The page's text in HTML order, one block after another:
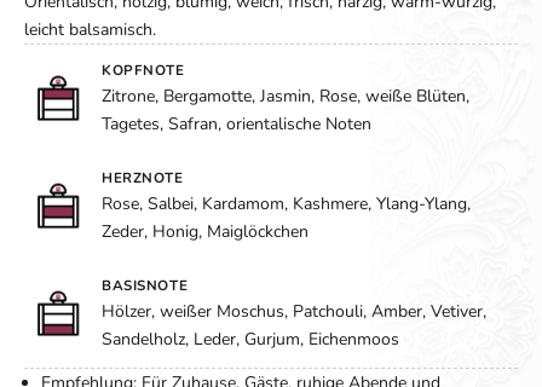
leicht balsamisch.
KOPFNOTE
Zitrone, Bergamotte, Jasmin, Rose, weiße Blüten,
Tagetes, Safran, orientalische Noten
HERZNOTE
Rose, Salbei, Kardamom, Kashmere, Ylang-Ylang,
Zeder, Honig, Maiglöckchen
BASISNOTE
Hölzer, weißer Moschus, Patchouli, Amber, Vetiver,
Sandelholz, Leder, Gurjum, Eichenmoos